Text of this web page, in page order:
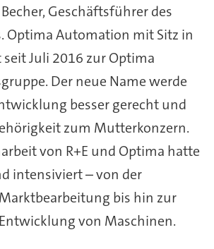
Geschäftsführer des
Optima Automation mit Sitz in
Juli 2016 zur Optima
Der neue Name werde
besser gerecht und
zum Mutterkonzern.
von R+E und Optima hatte
intensiviert – von der
bis hin zur
von Maschinen.